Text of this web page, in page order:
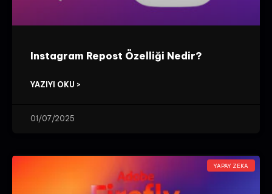
Instagram Repost Özelliği Nedir?
YAZIYI OKU >
01/07/2025
YAPAY ZEKA